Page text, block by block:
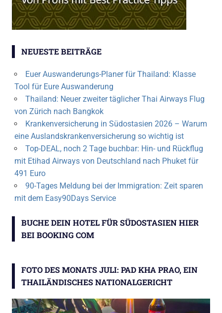
NEUESTE BEITRÄGE
Euer Auswanderungs-Planer für Thailand: Klasse
Tool für Eure Auswanderung
Thailand: Neuer zweiter täglicher Thai Airways Flug
von Zürich nach Bangkok
Krankenversicherung in Südostasien 2026 – Warum
eine Auslandskrankenversicherung so wichtig ist
Top-DEAL, noch 2 Tage buchbar: Hin- und Rückflug
mit Etihad Airways von Deutschland nach Phuket für
491 Euro
90-Tages Meldung bei der Immigration: Zeit sparen
mit dem Easy90Days Service
BUCHE DEIN HOTEL FÜR SÜDOSTASIEN HIER
BEI BOOKING COM
FOTO DES MONATS JULI: PAD KHA PRAO, EIN
THAILÄNDISCHES NATIONALGERICHT